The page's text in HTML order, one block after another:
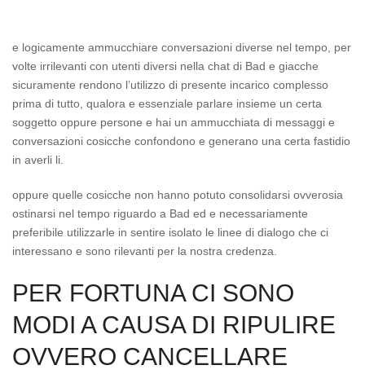
e logicamente ammucchiare conversazioni diverse nel tempo, per
volte irrilevanti con utenti diversi nella chat di Bad e giacche
sicuramente rendono l’utilizzo di presente incarico complesso
prima di tutto, qualora e essenziale parlare insieme un certa
soggetto oppure persone e hai un ammucchiata di messaggi e
conversazioni cosicche confondono e generano una certa fastidio
in averli li.
oppure quelle cosicche non hanno potuto consolidarsi ovverosia
ostinarsi nel tempo riguardo a Bad ed e necessariamente
preferibile utilizzarle in sentire isolato le linee di dialogo che ci
interessano e sono rilevanti per la nostra credenza.
PER FORTUNA CI SONO
MODI A CAUSA DI RIPULIRE
OVVERO CANCELLARE